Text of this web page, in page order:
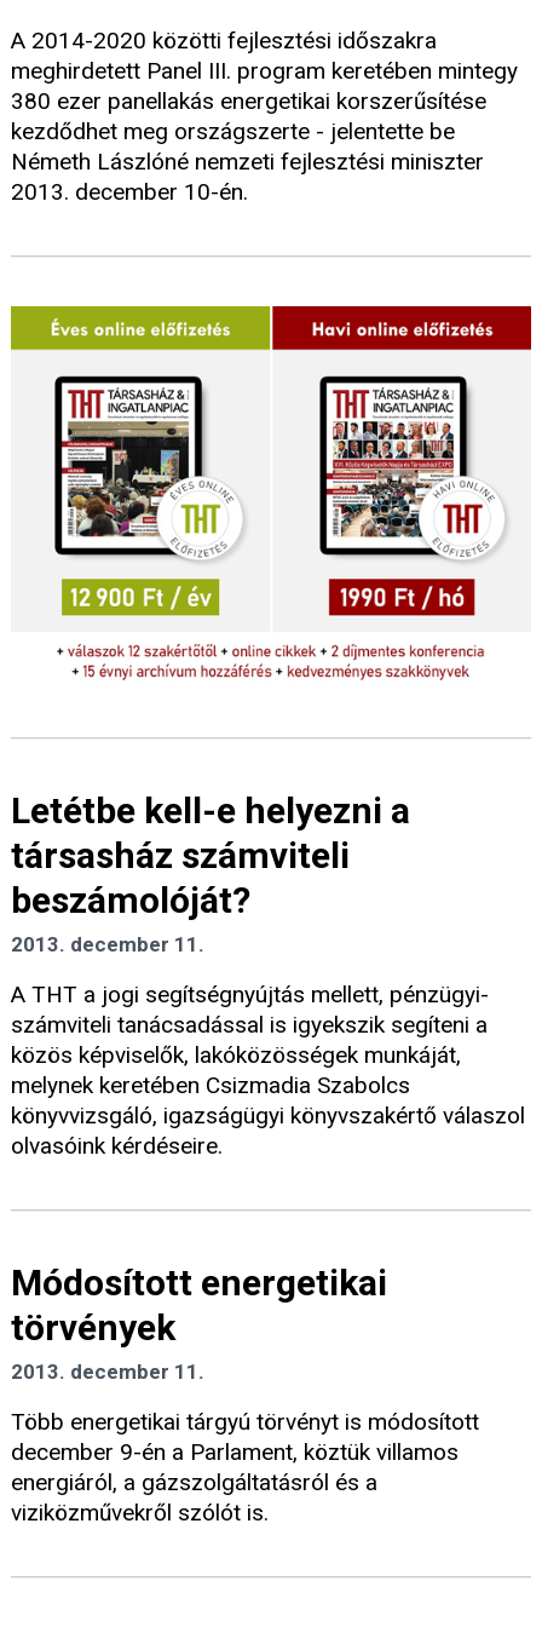
A 2014-2020 közötti fejlesztési időszakra
meghirdetett Panel III. program keretében mintegy
380 ezer panellakás energetikai korszerűsítése
kezdődhet meg országszerte - jelentette be
Németh Lászlóné nemzeti fejlesztési miniszter
2013. december 10-én.
Letétbe kell-e helyezni a
társasház számviteli
beszámolóját?
2013. december 11.
A THT a jogi segítségnyújtás mellett, pénzügyi-
számviteli tanácsadással is igyekszik segíteni a
közös képviselők, lakóközösségek munkáját,
melynek keretében Csizmadia Szabolcs
könyvvizsgáló, igazságügyi könyvszakértő válaszol
olvasóink kérdéseire.
Módosított energetikai
törvények
2013. december 11.
Több energetikai tárgyú törvényt is módosított
december 9-én a Parlament, köztük villamos
energiáról, a gázszolgáltatásról és a
viziközművekről szólót is.